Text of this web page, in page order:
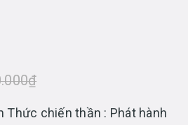
Thức chiến thần : Phát hành